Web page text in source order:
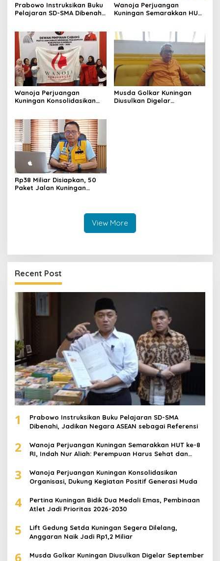
Prabowo Instruksikan Buku
Pelajaran SD-SMA Dibenahi,
Wanoja Perjuangan
Kuningan Semarakkan HUT
dan Berdaya
Wanoja Perjuangan
Kuningan Konsolidasikan
Muda
Musda Golkar Kuningan
Diusulkan Digelar
Rp38 Miliar Disiapkan, 50
Paket Jalan Kuningan
View More
Recent Post
1
Prabowo Instruksikan Buku Pelajaran SD-SMA
Dibenahi, Jadikan Negara ASEAN sebagai Referensi
2
Wanoja Perjuangan Kuningan Semarakkan HUT ke-8
RI, Indah Nur Aliah: Perempuan Harus Sehat dan
3
Wanoja Perjuangan Kuningan Konsolidasikan
Organisasi, Dukung Kegiatan Positif Generasi Muda
4
Pertina Kuningan Bidik Dua Medali Emas, Pembinaan
Atlet Jadi Prioritas 2026-2030
5
Lift Gedung Setda Kuningan Segera Dilelang,
Anggaran Naik Jadi Rp1,2 Miliar
6
Musda Golkar Kuningan Diusulkan Digelar September